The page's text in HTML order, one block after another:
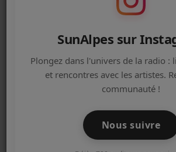
ACTUALITÉS DE LA RADIO
EQUIPE
ARTISTES
NOS PARTENAIRES
SunAlpes sur
Plongez dans l'univers de la radio :
et rencontres avec les artistes.
communauté !
Nous suivre